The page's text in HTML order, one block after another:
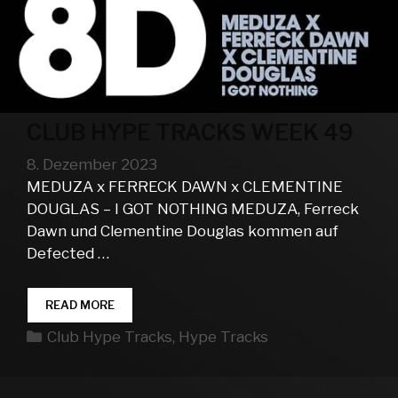
8. Dezember 2023
MEDUZA x FERRECK DAWN x CLEMENTINE
DOUGLAS – I GOT NOTHING MEDUZA, Ferreck
Dawn und Clementine Douglas kommen auf
Defected …
READ MORECLUB
HYPE
TRACKS
Kategorien
Club Hype Tracks, Hype Tracks